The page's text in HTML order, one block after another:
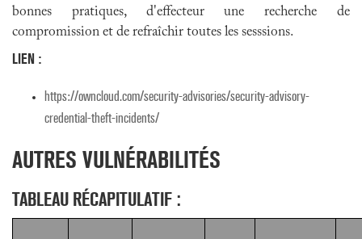
bonnes pratiques, d'effecteur une recherche de
compromission et de refraîchir toutes les sesssions.
LIEN :
https://owncloud.com/security-advisories/security-advisory-
credential-theft-incidents/
AUTRES VULNÉRABILITÉS
TABLEAU RÉCAPITULATIF :